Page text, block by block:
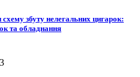
збуту нелегальних цигарок:
та обладнання